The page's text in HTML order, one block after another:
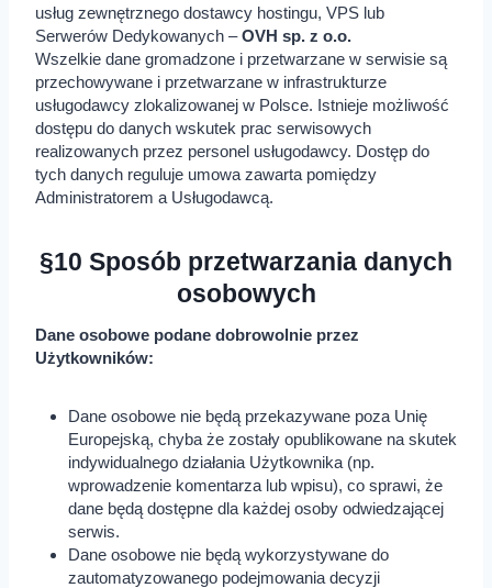
usług zewnętrznego dostawcy hostingu, VPS lub
Serwerów Dedykowanych –OVH sp. z o.o.
Wszelkie dane gromadzone i przetwarzane w serwisie są
przechowywane i przetwarzane w infrastrukturze
usługodawcy zlokalizowanej w Polsce. Istnieje możliwość
dostępu do danych wskutek prac serwisowych
realizowanych przez personel usługodawcy. Dostęp do
tych danych reguluje umowa zawarta pomiędzy
Administratorem a Usługodawcą.
§10 Sposób przetwarzania danych
osobowych
Dane osobowe podane dobrowolnie przez
Użytkowników:
Dane osobowe nie będą przekazywane poza Unię
Europejską, chyba że zostały opublikowane na skutek
indywidualnego działania Użytkownika (np.
wprowadzenie komentarza lub wpisu), co sprawi, że
dane będą dostępne dla każdej osoby odwiedzającej
serwis.
Dane osobowe nie będą wykorzystywane do
zautomatyzowanego podejmowania decyzji